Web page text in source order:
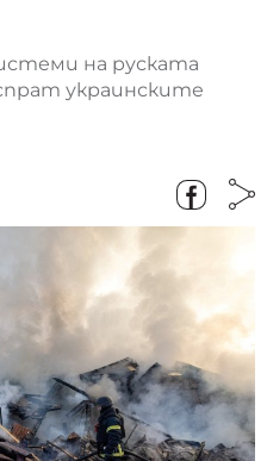
на руската
украинските